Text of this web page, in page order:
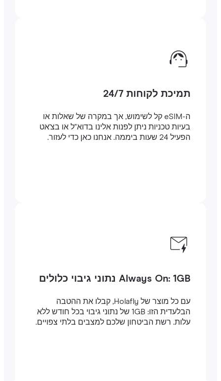
תמיכת לקוחות 24/7
ה-eSIM קל לשימוש, אך במקרה של שאלות או
בעיות טכניות ניתן לפנות אלינו בדוא"ל או בצ'אט
הפעיל 24 שעות ביממה. אנחנו כאן כדי לעזור.
Always On: 1GB נתוני גיבוי כלולים
עם כל מוצר של Holafly, קבלו את ההטבה
הבלעדית הזו: 1GB של נתוני גיבוי בכל חודש ללא
עלות. רשת הביטחון שלכם למצבים בלתי צפויים.